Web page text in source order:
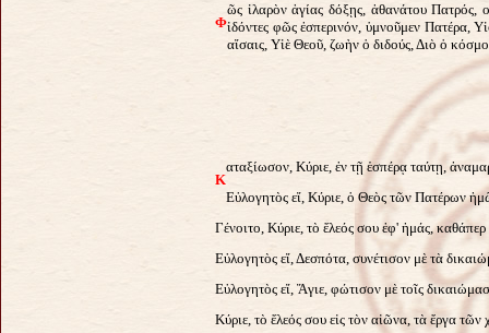
Φ
ῶς ἱλαρὸν ἁγίας δόξῃς, ἀθανάτου Πατρός,
ἰδόντες φῶς ἐσπερινόν, ὑμνοῦμεν Πατέρα,
αἴσαις, Υἱὲ Θεοῦ, ζωὴν ὁ διδούς, Διὸ ὁ
Κ
αταξίωσον, Κύριε, ἐν τῇ ἑσπέρᾳ ταύτῃ,
Εὐλογητὸς εἴ, Κύριε, ὁ Θεὸς τῶν Πατέρων
Γένοιτο, Κύριε, τὸ ἔλεός σου ἐφ' ἡμάς,
Εὐλογητὸς εἴ, Δεσπότα, συνέτισον μὲ τὰ
Εὐλογητὸς εἴ, Ἅγιε, φώτισον μὲ τοῖς
Κύριε, τὸ ἔλεός σου εἰς τὸν αἰῶνα, τὰ ἔργα